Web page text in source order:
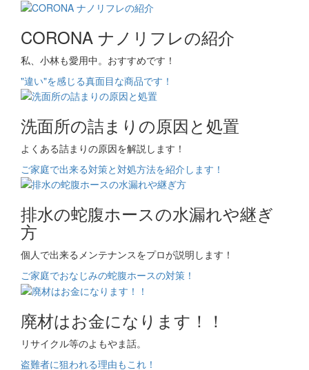
CORONA ナノリフレの紹介
私、小林も愛用中。おすすめです！
"違い"を感じる真面目な商品です！
洗面所の詰まりの原因と処置
よくある詰まりの原因を解説します！
ご家庭で出来る対策と対処方法を紹介します！
排水の蛇腹ホースの水漏れや継ぎ
方
個人で出来るメンテナンスをプロが説明します！
ご家庭でおなじみの蛇腹ホースの対策！
廃材はお金になります！！
リサイクル等のよもやま話。
盗難者に狙われる理由もこれ！